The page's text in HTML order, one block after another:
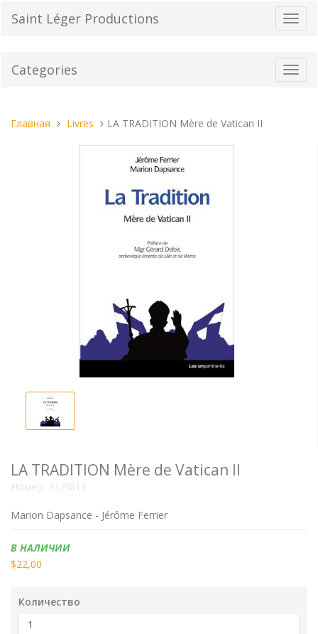
Saint Léger Productions
Categories
Вы
Главная Livres LA TRADITION Mère de Vatican II
LA TRADITION Mère de Vatican II
Номер.: SLPl619
Marion Dapsance - Jérôme Ferrier
Наличие:
В НАЛИЧИИ
$22,00
Количество